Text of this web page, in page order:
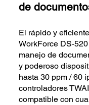
de
El rápido y
WorkForce DS-
manejo de
y poderoso
hasta 30 ppm / 60
controladores
compatible con